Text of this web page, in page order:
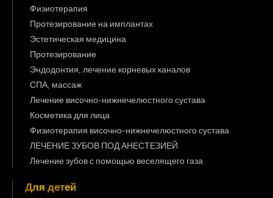
Физиотерапия
Протезирование на имплантах
Эстетическая медицина
Протезирование
Эндодонтия, лечение корневых каналов
СПА, массаж
Лечение височно-нижнечелюстного сустава
Косметика для лица
Физиотерапия височно-нижнечелюстного сустава
ЛЕЧЕНИЕ ЗУБОВ ПОД АНЕСТЕЗИЕЙ
Лечение зубов с помощью веселящего газа
Для детей